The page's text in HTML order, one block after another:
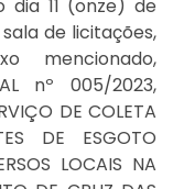
11 (onze) de
de licitações,
mencionado,
nº 005/2023,
DE COLETA
DE ESGOTO
LOCAIS NA